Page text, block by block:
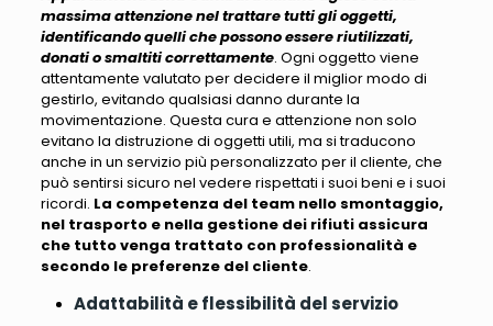
massima attenzione nel trattare tutti gli oggetti,
identificando quelli che possono essere riutilizzati,
donati o smaltiti correttamente. Ogni oggetto viene
attentamente valutato per decidere il miglior modo di
gestirlo, evitando qualsiasi danno durante la
movimentazione. Questa cura e attenzione non solo
evitano la distruzione di oggetti utili, ma si traducono
anche in un servizio più personalizzato per il cliente, che
può sentirsi sicuro nel vedere rispettati i suoi beni e i suoi
ricordi. La competenza del team nello smontaggio,
nel trasporto e nella gestione dei rifiuti assicura
che tutto venga trattato con professionalità e
secondo le preferenze del cliente.
Adattabilità e flessibilità del servizio